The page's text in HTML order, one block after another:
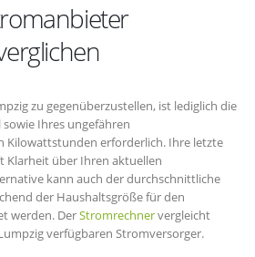
zu gegenüberzustellen, ist lediglich die
Ihres ungefähren
Kilowattstunden erforderlich. Ihre letzte
Klarheit über Ihren aktuellen
kann auch der durchschnittliche
der Haushaltsgröße für den
werden. DerStromrechnervergleicht
verfügbaren Stromversorger.